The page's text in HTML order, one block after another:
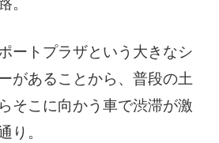
。
ートプラザという大きなシ
があることから、普段の土
そこに向かう車で渋滞が激
り。